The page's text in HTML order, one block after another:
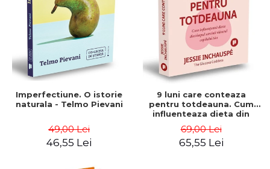
Imperfectiune. O istorie
naturala - Telmo Pievani
49,00 Lei
46,55 Lei
9 luni care conteaza
pentru totdeauna. Cum
influenteaza dieta din
copilului tau - Jessie
Inchauspé
69,00 Lei
65,55 Lei